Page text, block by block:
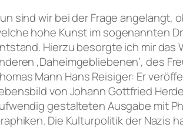
sind wir bei der Frage angelangt,
hohe Kunst im sogenannten
Hierzu besorgte ich mir das
‚Daheimgebliebenen‘, des
Mann Hans Reisiger: Er
von Johann Gottfried
gestalteten Ausgabe mit
Die Kulturpolitik der Nazis